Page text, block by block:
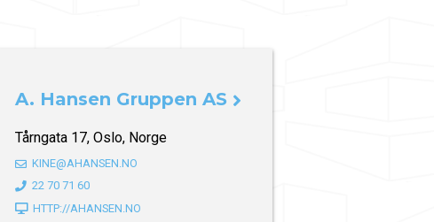
A. Hansen Gruppen AS
Tårngata 17, Oslo, Norge
KINE@AHANSEN.NO
22 70 71 60
HTTP://AHANSEN.NO